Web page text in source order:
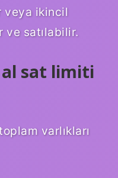
veya ikincil
ve satılabilir.
al sat limiti
varlıkları